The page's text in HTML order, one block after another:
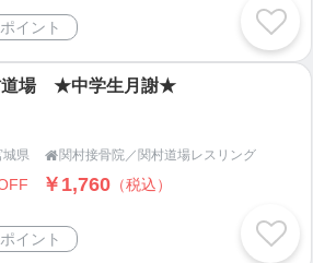
イント
道場 ★中学生月謝★
城県 関村接骨院／関村道場レスリング
￥1,760 （税込）
イント